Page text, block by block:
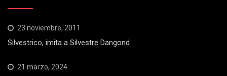
23 noviembre, 2011
Silvestrico, imita a Silvestre Dangond
21 marzo, 2024